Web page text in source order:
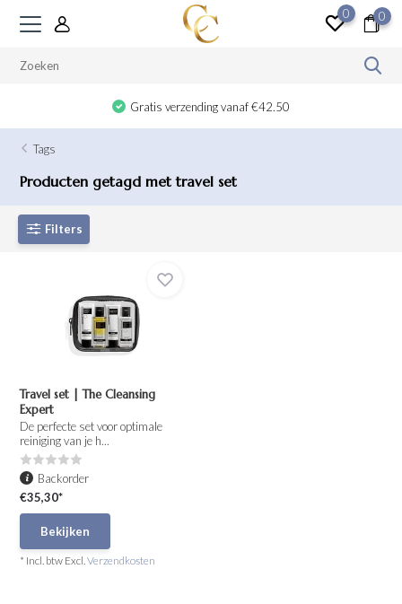
0 0
Gratis verzending vanaf €42.50
Tags
Producten getagd met travel set
Filters
Travel set | The Cleansing
Expert
De perfecte set voor optimale
reiniging van je h...
Backorder
€35,30*
Bekijken
* Incl. btw Excl.Verzendkosten